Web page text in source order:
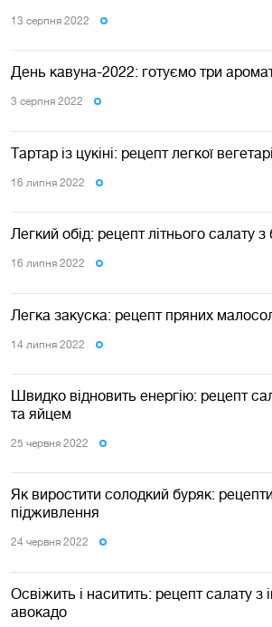
13 серпня 2022
День кавуна-2022: готуємо три
3 серпня 2022
Тартар із цукіні: рецепт легкої
16 липня 2022
Легкий обід: рецепт літнього салату
16 липня 2022
Легка закуска: рецепт пряних
14 липня 2022
Швидко відновить енергію: рецепт
та яйцем
25 червня 2022
Як виростити солодкий буряк:
підживлення
24 червня 2022
Освіжить і наситить: рецепт салату з
авокадо